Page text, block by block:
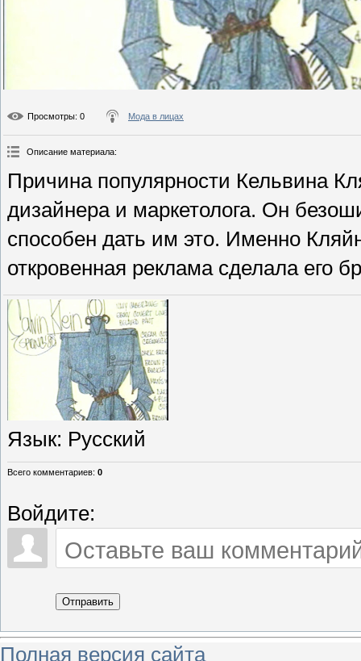
Просмотры: 0 Мода в лицах
Описание материала:
Причина популярности Кельвина
дизайнера и маркетолога. Он
способен дать им это. Именно
откровенная реклама сделала его
Язык: Русский
Всего комментариев: 0
Войдите:
Отправить
Полная версия сайта